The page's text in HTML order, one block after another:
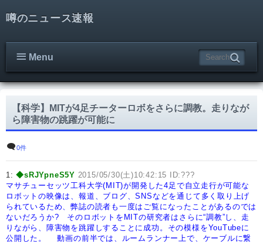
噂のニュース速報
Menu
【科学】MITが4足チーターロボをさらに調教。走りなが
ら障害物の跳躍が可能に
0件
1:◆sRJYpneS5Y 2015/05/30(土)10:42:15 ID:???
マサチューセッツ工科大学(MIT)が開発した4足で自立走行が可能な
ロボットの映像は、報道、ブログ、SNSなどを通じて多く取り上げ
られているため、弊誌の読者も一度はご覧になったことがあるのでは
ないだろうか? そのロボットをMITの研究者はさらに“調教”し、走
りながら、障害物を跳躍しすることに成功。その模様をYouTubeに
公開した。
動画の前半では、ルームランナー上で、ケーブルに繋